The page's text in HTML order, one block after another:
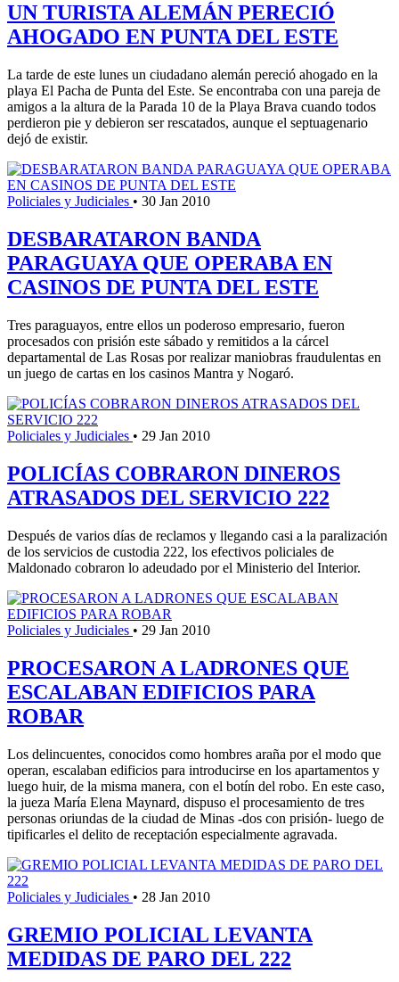
UN TURISTA ALEMÁN PERECIÓ
AHOGADO EN PUNTA DEL ESTE
La tarde de este lunes un ciudadano alemán pereció ahogado en la
playa El Pacha de Punta del Este. Se encontraba con una pareja de
amigos a la altura de la Parada 10 de la Playa Brava cuando todos
perdieron pie y debieron ser rescatados, aunque el septuagenario
dejó de existir.
Policiales y Judiciales • 30 Jan 2010
DESBARATARON BANDA
PARAGUAYA QUE OPERABA EN
CASINOS DE PUNTA DEL ESTE
Tres paraguayos, entre ellos un poderoso empresario, fueron
procesados con prisión este sábado y remitidos a la cárcel
departamental de Las Rosas por realizar maniobras fraudulentas en
un juego de cartas en los casinos Mantra y Nogaró.
Policiales y Judiciales • 29 Jan 2010
POLICÍAS COBRARON DINEROS
ATRASADOS DEL SERVICIO 222
Después de varios días de reclamos y llegando casi a la paralización
de los servicios de custodia 222, los efectivos policiales de
Maldonado cobraron lo adeudado por el Ministerio del Interior.
Policiales y Judiciales • 29 Jan 2010
PROCESARON A LADRONES QUE
ESCALABAN EDIFICIOS PARA
ROBAR
Los delincuentes, conocidos como hombres araña por el modo que
operan, escalaban edificios para introducirse en los apartamentos y
luego huir, de la misma manera, con el botín del robo. En este caso,
la jueza María Elena Maynard, dispuso el procesamiento de tres
personas oriundas de la ciudad de Minas -dos con prisión- luego de
tipificarles el delito de receptación especialmente agravada.
Policiales y Judiciales • 28 Jan 2010
GREMIO POLICIAL LEVANTA
MEDIDAS DE PARO DEL 222